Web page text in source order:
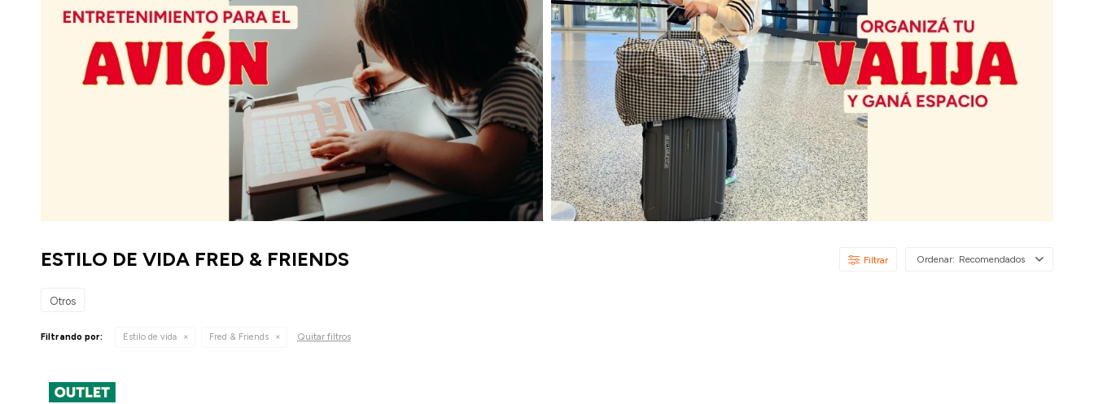
ESTILO DE VIDA FRED & FRIENDS Recomendados
Otros
Filtrando por: Estilo de vida Fred & Friends Quitar filtros